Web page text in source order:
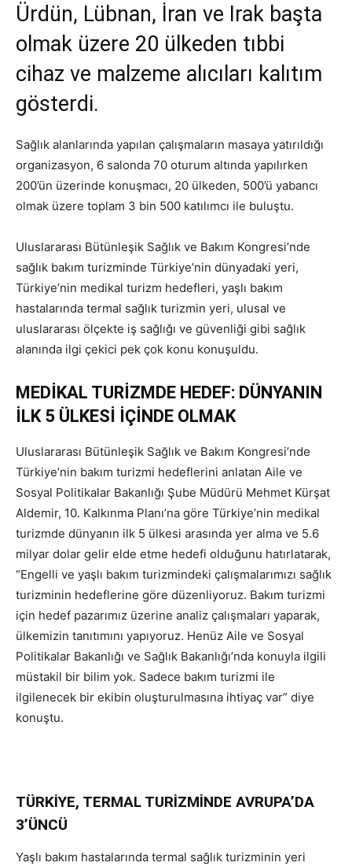
Ürdün, Lübnan, İran ve Irak başta
olmak üzere 20 ülkeden tıbbi
cihaz ve malzeme alıcıları kalıtım
gösterdi.
Sağlık alanlarında yapılan çalışmaların masaya yatırıldığı
organizasyon, 6 salonda 70 oturum altında yapılırken
200’ün üzerinde konuşmacı, 20 ülkeden, 500’ü yabancı
olmak üzere toplam 3 bin 500 katılımcı ile buluştu.
Uluslararası Bütünleşik Sağlık ve Bakım Kongresi’nde
sağlık bakım turizminde Türkiye’nin dünyadaki yeri,
Türkiye’nin medikal turizm hedefleri, yaşlı bakım
hastalarında termal sağlık turizmin yeri, ulusal ve
uluslararası ölçekte iş sağlığı ve güvenliği gibi sağlık
alanında ilgi çekici pek çok konu konuşuldu.
MEDİKAL TURİZMDE HEDEF: DÜNYANIN
İLK 5 ÜLKESİ İÇİNDE OLMAK
Uluslararası Bütünleşik Sağlık ve Bakım Kongresi’nde
Türkiye’nin bakım turizmi hedeflerini anlatan Aile ve
Sosyal Politikalar Bakanlığı Şube Müdürü Mehmet Kürşat
Aldemir, 10. Kalkınma Planı’na göre Türkiye’nin medikal
turizmde dünyanın ilk 5 ülkesi arasında yer alma ve 5.6
milyar dolar gelir elde etme hedefi olduğunu hatırlatarak,
“Engelli ve yaşlı bakım turizmindeki çalışmalarımızı sağlık
turizminin hedeflerine göre düzenliyoruz. Bakım turizmi
için hedef pazarımız üzerine analiz çalışmaları yaparak,
ülkemizin tanıtımını yapıyoruz. Henüz Aile ve Sosyal
Politikalar Bakanlığı ve Sağlık Bakanlığı’nda konuyla ilgili
müstakil bir bilim yok. Sadece bakım turizmi ile
ilgilenecek bir ekibin oluşturulmasına ihtiyaç var” diye
konuştu.
TÜRKİYE, TERMAL TURİZMİNDE AVRUPA’DA
3’ÜNCÜ
Yaşlı bakım hastalarında termal sağlık turizminin yeri